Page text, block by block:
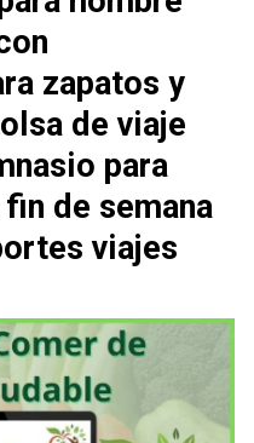
zapatos y
de viaje
para
de semana
viajes